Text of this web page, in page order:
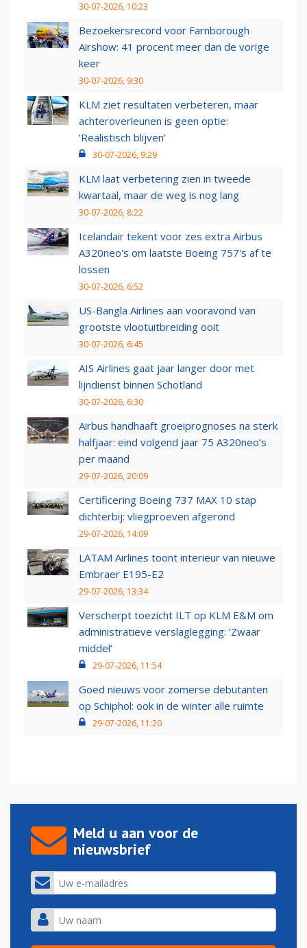
30-07-2026, 10:23
Bezoekersrecord voor Farnborough
Airshow: 41 procent meer dan de vorige
keer
30-07-2026, 9:30
KLM ziet resultaten verbeteren, maar
achteroverleunen is geen optie:
‘Realistisch blijven’
30-07-2026, 9:29
KLM laat verbetering zien in tweede
kwartaal, maar de weg is nog lang
30-07-2026, 8:22
Icelandair tekent voor zes extra Airbus
A320neo's om laatste Boeing 757's af te
lossen
30-07-2026, 6:52
US-Bangla Airlines aan vooravond van
grootste vlootuitbreiding ooit
30-07-2026, 6:45
AIS Airlines gaat jaar langer door met
lijndienst binnen Schotland
30-07-2026, 6:30
Airbus handhaaft groeiprognoses na sterk
halfjaar: eind volgend jaar 75 A320neo’s
per maand
29-07-2026, 20:09
Certificering Boeing 737 MAX 10 stap
dichterbij: vliegproeven afgerond
29-07-2026, 14:09
LATAM Airlines toont interieur van nieuwe
Embraer E195-E2
29-07-2026, 13:34
Verscherpt toezicht ILT op KLM E&M om
administratieve verslaglegging: ‘Zwaar
middel’
29-07-2026, 11:54
Goed nieuws voor zomerse debutanten
op Schiphol: ook in de winter alle ruimte
29-07-2026, 11:20
Meld u aan voor de
nieuwsbrief